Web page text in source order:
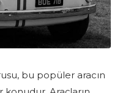
bu popüler aracın